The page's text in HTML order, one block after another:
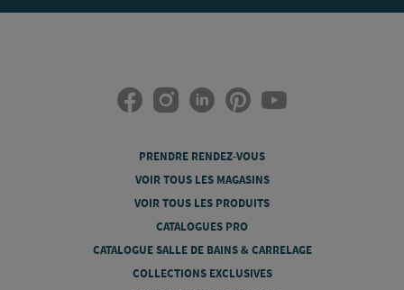
PRENDRE RENDEZ-VOUS
VOIR TOUS LES MAGASINS
VOIR TOUS LES PRODUITS
CATALOGUES PRO
CATALOGUE SALLE DE BAINS & CARRELAGE
COLLECTIONS EXCLUSIVES